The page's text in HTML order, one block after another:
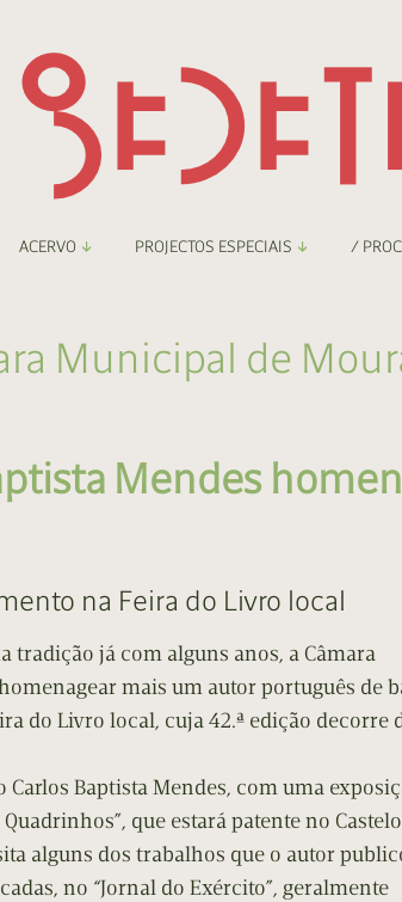
ACERVO
Fanzineteca Comicarte
Fanzineteca Digital
Doação de Edições
PROJECTOS ESPECIAIS
Recortes
/
Municipal de
Mendes
na Feira do Livro local
tradição já com alguns anos, a Câmara
mais um autor português de
do Livro local, cuja 42.ª edição decorre
Baptista Mendes, com uma
que estará patente no
alguns dos trabalhos que o autor
no “Jornal do Exército”, geralmente